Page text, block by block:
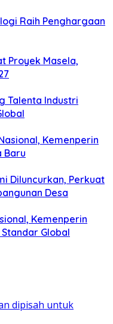
Raih Penghargaan
Proyek Masela,
Talenta Industri
Kemenperin
Baru
Diluncurkan, Perkuat
Desa
Kemenperin
Global